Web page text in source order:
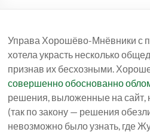
Управа Хорошёво-Мнёвники с
хотела украсть несколько
признав их бесхозными.
совершенно обоснованно
решения, выложенные на сайт,
(так по закону — решения
невозможно было узнать, где